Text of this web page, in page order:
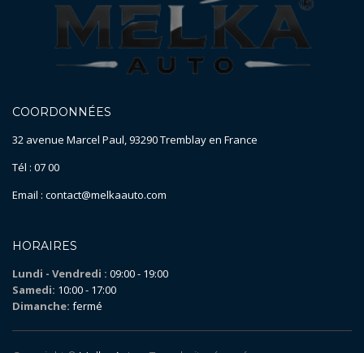
COORDONNÉES
32 avenue Marcel Paul, 93290 Tremblay en France
Tél : 07 00
Email : contact@melkaauto.com
HORAIRES
Lundi - Vendredi : 09:00 - 19:00
Samedi: 10:00 - 17:00
Dimanche: fermé